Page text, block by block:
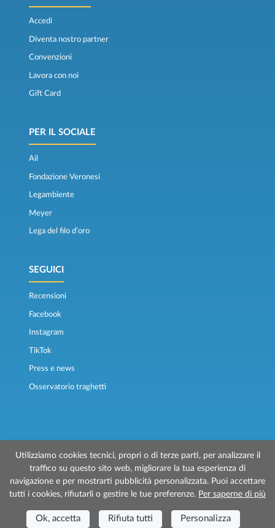
Accedi
Diventa nostro partner
Convenzioni
Lavora con noi
Gift Card
PER IL SOCIALE
Ail
Fondazione Veronesi
Legambiente
Meyer
Lega del filo d’oro
SEGUICI
Recensioni
Facebook
Instagram
TikTok
Press e news
Osservatorio traghetti
© 2026 Traghettilines è gestito da Prenotazioni24 s.r.l.
Sede Legale: Via Bonistallo, 50/B - 50053 Empoli (FI)
Sede Operativa: Via Casa del Duca, 1 - 57037 Portoferraio (LI)
Aut.Amm.Prov. LI n 1819 del 16/01/06 - Fondo Garanzia Viaggi ASSIMUTUA
Utilizziamo cookies tecnici, propri o di terze parti, per analizzare il
traffico su questo sito web, migliorare la tua esperienza di
navigazione e per mostrarti pubblicità personalizzata. Puoi accettare
tutti i cookies, rifiutarli o gestire le tue preferenze. Per saperne di più
Ok, accetta Rifiuta tutti Personalizza